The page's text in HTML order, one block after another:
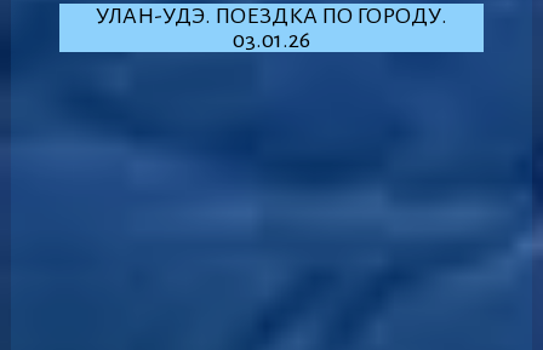
УЛАН-УДЭ. ПОЕЗДКА ПО ГОРОДУ.
03.01.26